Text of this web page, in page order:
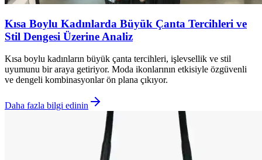
Kısa Boylu Kadınlarda Büyük Çanta Tercihleri ve
Stil Dengesi Üzerine Analiz
Kısa boylu kadınların büyük çanta tercihleri, işlevsellik ve stil
uyumunu bir araya getiriyor. Moda ikonlarının etkisiyle özgüvenli
ve dengeli kombinasyonlar ön plana çıkıyor.
Daha fazla bilgi edinin